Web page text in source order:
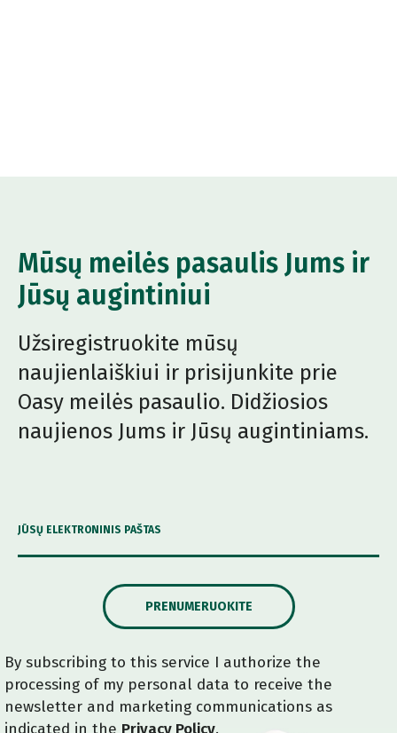
Mūsų meilės pasaulis Jums ir
Jūsų augintiniui
Užsiregistruokite mūsų
naujienlaiškiui ir prisijunkite prie
Oasy meilės pasaulio. Didžiosios
naujienos Jums ir Jūsų augintiniams.
JŪSŲ ELEKTRONINIS PAŠTAS
PRENUMERUOKITE
By subscribing to this service I authorize the
processing of my personal data to receive the
newsletter and marketing communications as